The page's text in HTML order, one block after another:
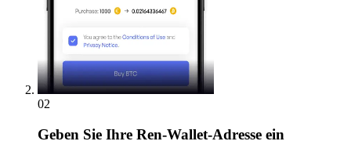
02
Geben Sie Ihre Ren-Wallet-Adresse ein